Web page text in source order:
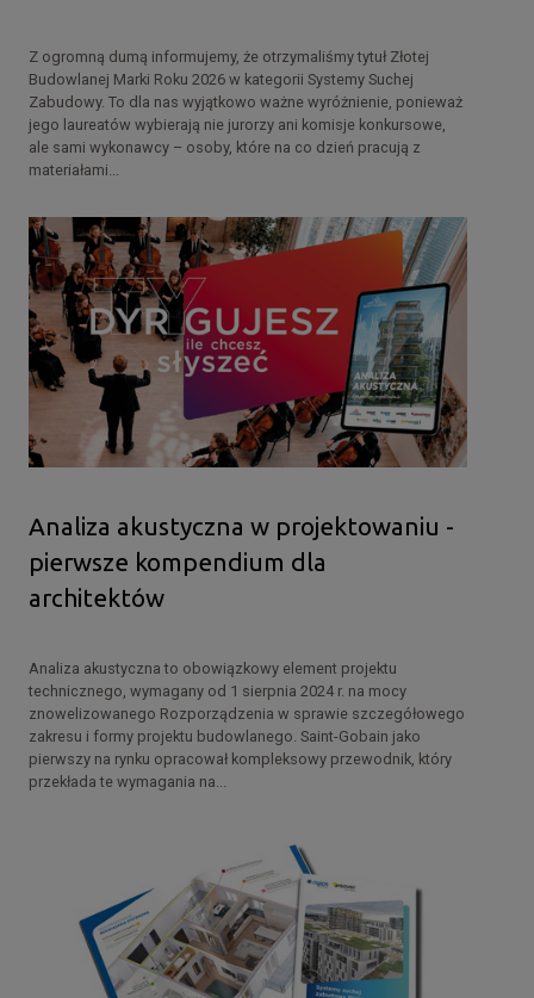
Z ogromną dumą informujemy, że otrzymaliśmy tytuł Złotej
Budowlanej Marki Roku 2026 w kategorii Systemy Suchej
Zabudowy. To dla nas wyjątkowo ważne wyróżnienie, ponieważ
jego laureatów wybierają nie jurorzy ani komisje konkursowe,
ale sami wykonawcy – osoby, które na co dzień pracują z
materiałami...
Analiza akustyczna w projektowaniu -
pierwsze kompendium dla
architektów
Analiza akustyczna to obowiązkowy element projektu
technicznego, wymagany od 1 sierpnia 2024 r. na mocy
znowelizowanego Rozporządzenia w sprawie szczegółowego
zakresu i formy projektu budowlanego. Saint-Gobain jako
pierwszy na rynku opracował kompleksowy przewodnik, który
przekłada te wymagania na...